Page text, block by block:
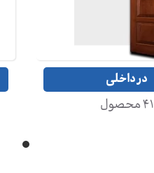
در داخلی
41 محصول